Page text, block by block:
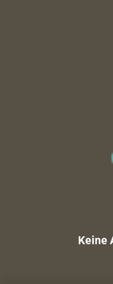
Keine